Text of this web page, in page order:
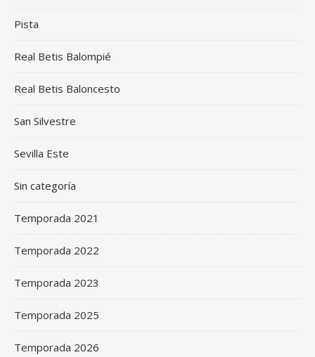
Pista
Real Betis Balompié
Real Betis Baloncesto
San Silvestre
Sevilla Este
Sin categoría
Temporada 2021
Temporada 2022
Temporada 2023
Temporada 2025
Temporada 2026